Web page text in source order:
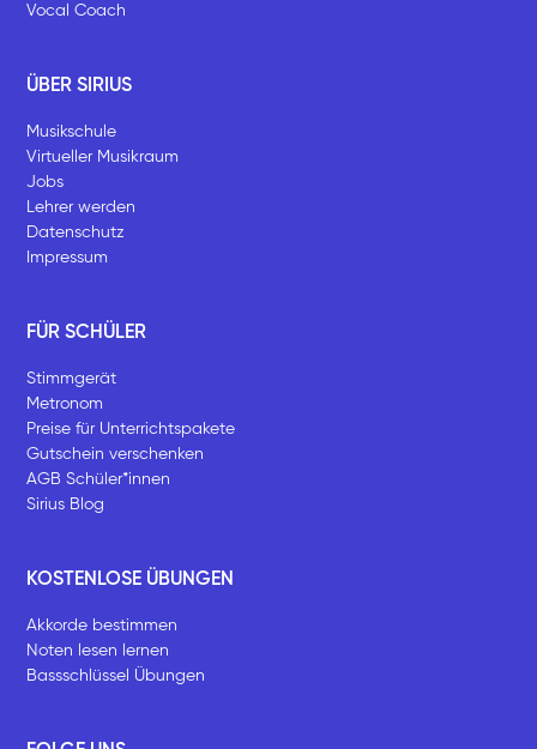
Vocal Coach
ÜBER SIRIUS
Musikschule
Virtueller Musikraum
Jobs
Lehrer werden
Datenschutz
Impressum
FÜR SCHÜLER
Stimmgerät
Metronom
Preise für Unterrichtspakete
Gutschein verschenken
AGB Schüler*innen
Sirius Blog
KOSTENLOSE ÜBUNGEN
Akkorde bestimmen
Noten lesen lernen
Bassschlüssel Übungen